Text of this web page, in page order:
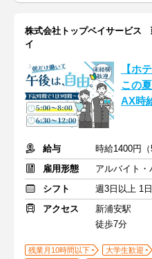
株式会社トップベイサービス
イ
【ホ
この
AX時
給与
雇用形態
アルバイト・
シフト
週3日以上 1
アクセス
新浦安駅
徒歩7分
残業月10時間以下 大学生歓迎